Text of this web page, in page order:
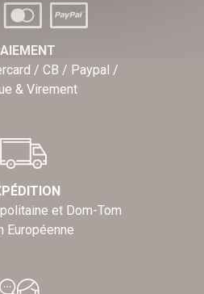
/ CB / Paypal /
& Virement
et Dom-Tom
Européenne